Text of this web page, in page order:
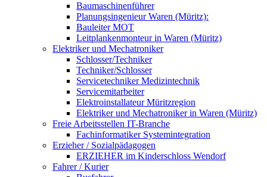
Baumaschinenführer
Planungsingenieur Waren (Müritz):
Bauleiter MOT
Leitplankenmonteur in Waren (Müritz)
Elektriker und Mechatroniker
Schlosser/Techniker
Techniker/Schlosser
Servicetechniker Medizintechnik
Servicemitarbeiter
Elektroinstallateur Müritzregion
Elektriker und Mechatroniker in Waren (Müritz)
Freie Arbeitsstellen IT-Branche
Fachinformatiker Systemintegration
Erzieher / Sozialpädagogen
ERZIEHER im Kinderschloss Wendorf
Fahrer / Kurier